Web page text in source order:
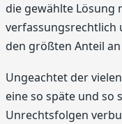
die gewählte Lösung
verfassungsrechtlich
den größten Anteil
Ungeachtet der
eine so späte und so
Unrechtsfolgen